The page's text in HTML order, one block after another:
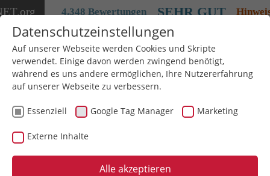
.org 4.348 Bewertungen SEHR GUT
Wir bewahren
Datenschutzeinstellungen
Auf unserer Webseite werden Cookies und Skripte
verwendet. Einige davon werden zwingend benötigt,
während es uns andere ermöglichen, Ihre Nutzererfahrung
auf unserer Webseite zu verbessern.
Essenziell Google Tag Manager Marketing
Externe Inhalte
Alle akzeptieren